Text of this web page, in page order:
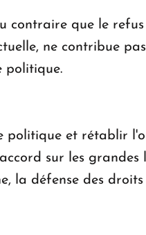
contraire que le
ne contribue
politique.
politique et rétablir
sur les
la défense des